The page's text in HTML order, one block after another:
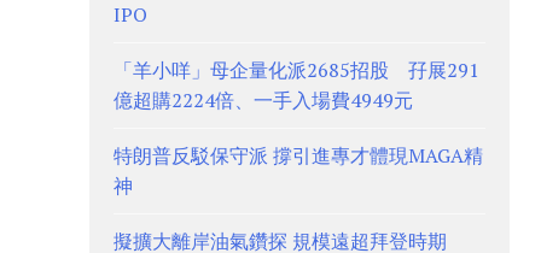
IPO
「羊小咩」母企量化派2685招股 孖展291
億超購2224倍、一手入場費4949元
特朗普反駁保守派 撐引進專才體現MAGA精
神
擬擴大離岸油氣鑽探 規模遠超拜登時期